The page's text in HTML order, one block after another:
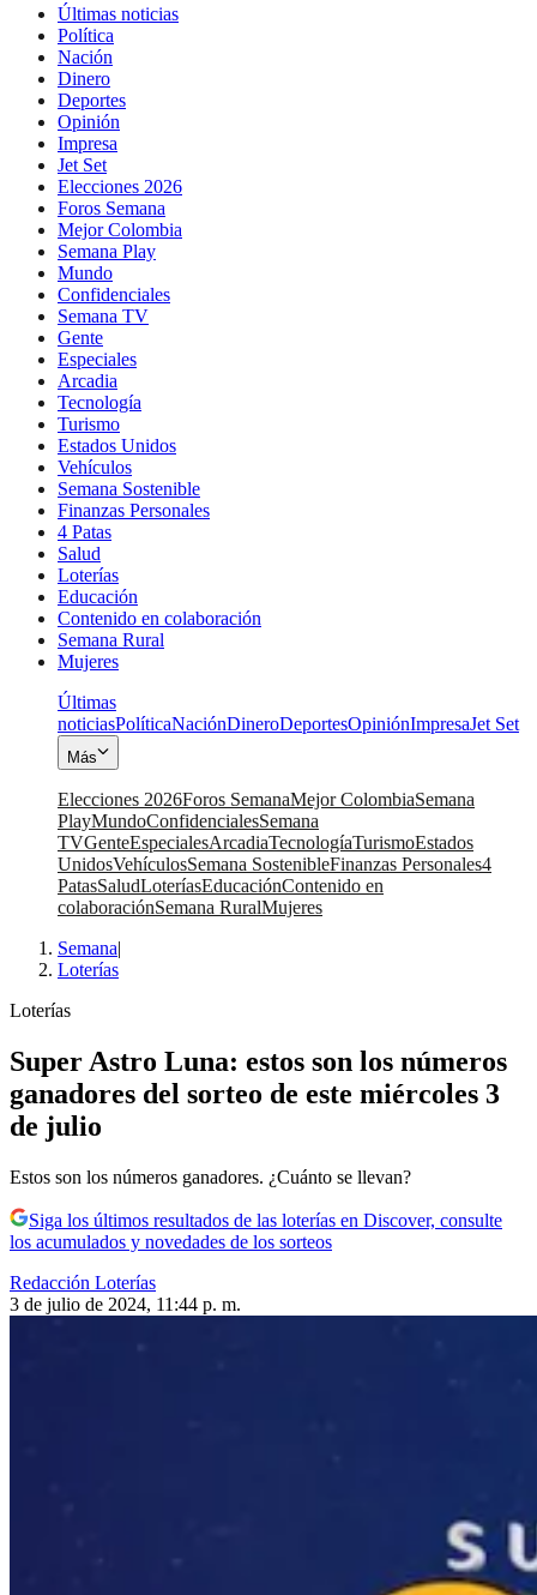
Últimas noticias
Política
Nación
Dinero
Deportes
Opinión
Impresa
Jet Set
Elecciones 2026
Foros Semana
Mejor Colombia
Semana Play
Mundo
Confidenciales
Semana TV
Gente
Especiales
Arcadia
Tecnología
Turismo
Estados Unidos
Vehículos
Semana Sostenible
Finanzas Personales
4 Patas
Salud
Loterías
Educación
Contenido en colaboración
Semana Rural
Mujeres
Últimas
noticiasPolíticaNaciónDineroDeportesOpiniónImpresaJet Set
Más
Elecciones 2026Foros SemanaMejor ColombiaSemana
PlayMundoConfidencialesSemana
TVGenteEspecialesArcadiaTecnologíaTurismoEstados
UnidosVehículosSemana SostenibleFinanzas Personales4
PatasSaludLoteríasEducaciónContenido en
colaboraciónSemana RuralMujeres
Semana|
Loterías
Loterías
Super Astro Luna: estos son los números
ganadores del sorteo de este miércoles 3
de julio
Estos son los números ganadores. ¿Cuánto se llevan?
Siga los últimos resultados de las loterías en Discover, consulte
los acumulados y novedades de los sorteos
Redacción Loterías
3 de julio de 2024, 11:44 p. m.